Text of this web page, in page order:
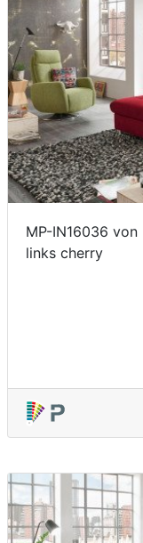
MP-IN16036
links cherry